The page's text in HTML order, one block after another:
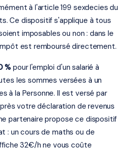
à l'article 199 sexdecies du
Ce dispositif s'applique à tous
imposables ou non : dans le
est remboursé directement.
% pour l'emploi d'un salarié à
les sommes versées à un
à la Personne. Il est versé par
votre déclaration de revenus
partenaire propose ce dispositif
: un cours de maths ou de
32€/h ne vous coûte